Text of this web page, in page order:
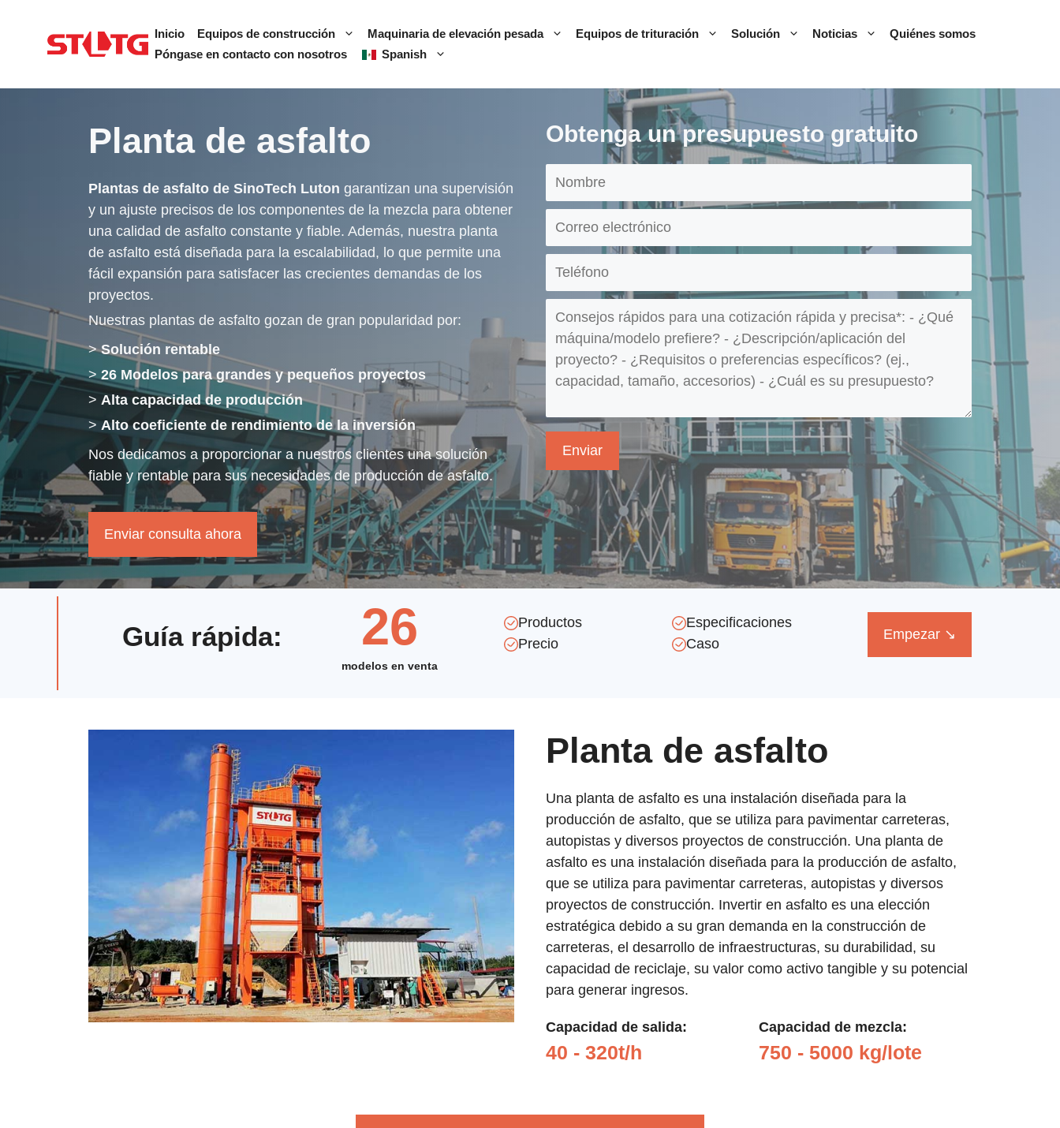
contenido
Inicio Equipos de construcción Maquinaria de elevación pesada Equipos de trituración Solución Noticias
Quiénes somos
Póngase en contacto con nosotros
Spanish
Planta de asfalto
Plantas de asfalto de SinoTech Luton garantizan una supervisión
y un ajuste precisos de los componentes de la mezcla para obtener
una calidad de asfalto constante y fiable. Además, nuestra planta
de asfalto está diseñada para la escalabilidad, lo que permite una
fácil expansión para satisfacer las crecientes demandas de los
proyectos.
Nuestras plantas de asfalto gozan de gran popularidad por:
>Solución rentable
>26 Modelos para grandes y pequeños proyectos
> Alta capacidad de producción
> Alto coeficiente de rendimiento de la inversión
Nos dedicamos a proporcionar a nuestros clientes una solución
fiable y rentable para sus necesidades de producción de asfalto.
Enviar consulta ahora
Obtenga un presupuesto gratuito
Guía rápida: 26
modelos en venta
Productos
Especificaciones
Precio
Caso
Empezar ↘
Planta de asfalto
Una planta de asfalto es una instalación diseñada para la
producción de asfalto, que se utiliza para pavimentar carreteras,
autopistas y diversos proyectos de construcción. Una planta de
asfalto es una instalación diseñada para la producción de asfalto,
que se utiliza para pavimentar carreteras, autopistas y diversos
proyectos de construcción. Invertir en asfalto es una elección
estratégica debido a su gran demanda en la construcción de
carreteras, el desarrollo de infraestructuras, su durabilidad, su
capacidad de reciclaje, su valor como activo tangible y su potencial
para generar ingresos.
Capacidad de salida:
40 - 320t/h
Capacidad de mezcla:
750 - 5000 kg/lote